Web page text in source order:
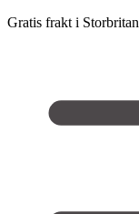
Gratis frakt i